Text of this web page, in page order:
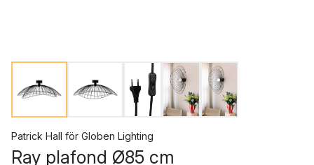
Patrick Hall för Globen Lighting
Ray plafond Ø85 cm